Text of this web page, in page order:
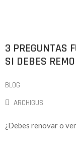
3 PREGUNTAS
SI DEBES
BLOG
ARCHIGUS
¿Debes renovar o